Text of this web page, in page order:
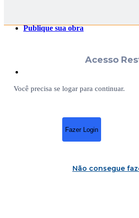
Publique sua obra
Acesso
Você precisa se logar para continuar.
Fazer Login
Não consegue